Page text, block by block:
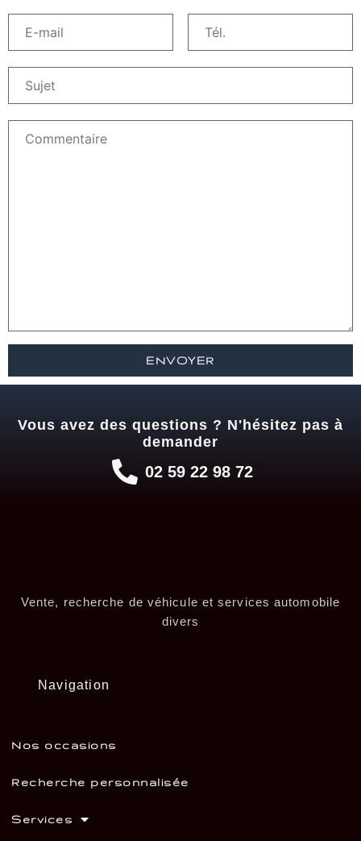
Vous avez des questions ? N'hésitez pas à
demander
02 59 22 98 72
Vente, recherche de véhicule et services automobile
divers
Navigation
Nos occasions
Recherche personnalisée
Services